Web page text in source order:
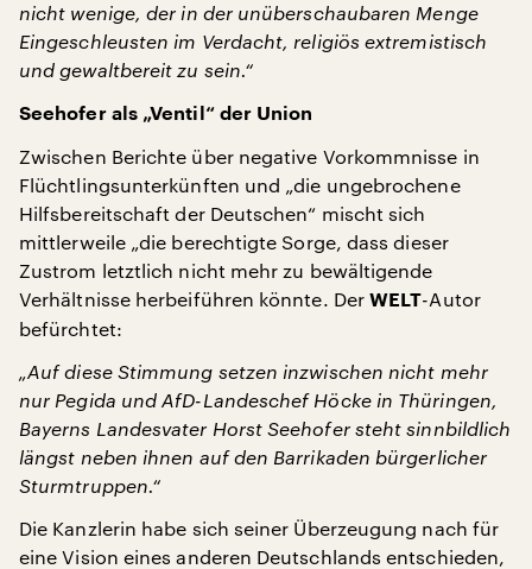
nicht wenige, der in der unüberschaubaren Menge
Eingeschleusten im Verdacht, religiös extremistisch
und gewaltbereit zu sein.“
Seehofer als „Ventil“ der Union
Zwischen Berichte über negative Vorkommnisse in
Flüchtlingsunterkünften und „die ungebrochene
Hilfsbereitschaft der Deutschen“ mischt sich
mittlerweile „die berechtigte Sorge, dass dieser
Zustrom letztlich nicht mehr zu bewältigende
Verhältnisse herbeiführen könnte. DerWELT-Autor
befürchtet:
„Auf diese Stimmung setzen inzwischen nicht mehr
nur Pegida und AfD-Landeschef Höcke in Thüringen,
Bayerns Landesvater Horst Seehofer steht sinnbildlich
längst neben ihnen auf den Barrikaden bürgerlicher
Sturmtruppen.“
Die Kanzlerin habe sich seiner Überzeugung nach für
eine Vision eines anderen Deutschlands entschieden,